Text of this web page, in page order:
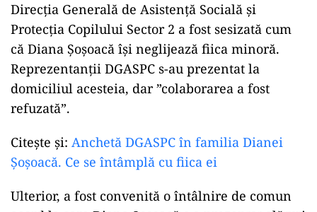
Direcția Generală de Asistență Socială și
Protecția Copilului Sector 2 a fost sesizată cum
că Diana Șoșoacă își neglijează fiica minoră.
Reprezentanții DGASPC s-au prezentat la
domiciliul acesteia, dar ”colaborarea a fost
refuzată”.
Citeşte şi: Anchetă DGASPC în familia Dianei
Șoșoacă. Ce se întâmplă cu fiica ei
Ulterior, a fost convenită o întâlnire de comun